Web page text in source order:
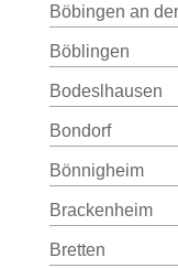
Böbingen an
Böblingen
Bodeslhausen
Bondorf
Bönnigheim
Brackenheim
Bretten